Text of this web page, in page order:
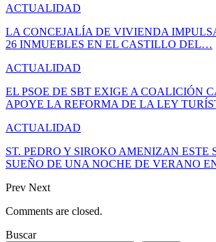
ACTUALIDAD
LA CONCEJALÍA DE VIVIENDA
26 INMUEBLES EN EL CASTILLO DEL…
ACTUALIDAD
EL PSOE DE SBT EXIGE A COALICIÓN
APOYE LA REFORMA DE LA LEY
ACTUALIDAD
ST. PEDRO Y SIROKO AMENIZAN ESTE
SUEÑO DE UNA NOCHE DE VERANO
Prev Next
Comments are closed.
Buscar